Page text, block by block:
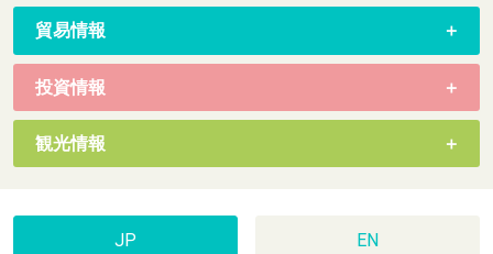
貿易情報
投資情報
観光情報
JP EN